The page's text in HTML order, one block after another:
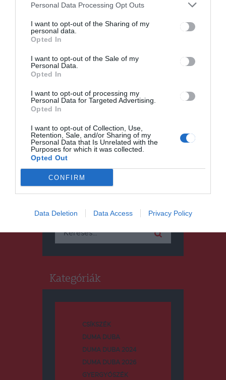
Personal Data Processing Opt Outs
I want to opt-out of the Sharing of my
personal data.
Opted In
I want to opt-out of the Sale of my
Personal Data.
Opted In
I want to opt-out of processing my
Personal Data for Targeted Advertising.
Opted In
I want to opt-out of Collection, Use,
Retention, Sale, and/or Sharing of my
Personal Data that Is Unrelated with the
Purposes for which it was collected.
Opted Out
CONFIRM
Data Deletion Data Access Privacy Policy
CSÍKSZÉK
Gazdanapra készülnek
Csíkszentsimonban
Kategóriák
CSÍKSZÉK
DUMA DUBA
DUMA DUBA 2024
DUMA DUBA 2026
GYERGYÓSZÉK